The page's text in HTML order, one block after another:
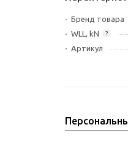
Бренд товара
?
WLL, kN
Артикул